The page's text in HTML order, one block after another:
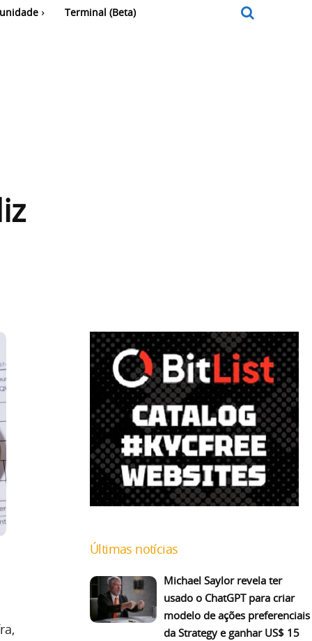
Terminal (Beta)
Últimas notícias
Michael Saylor revela ter
usado o ChatGPT para criar
modelo de ações preferenciais
da Strategy e ganhar US$ 15